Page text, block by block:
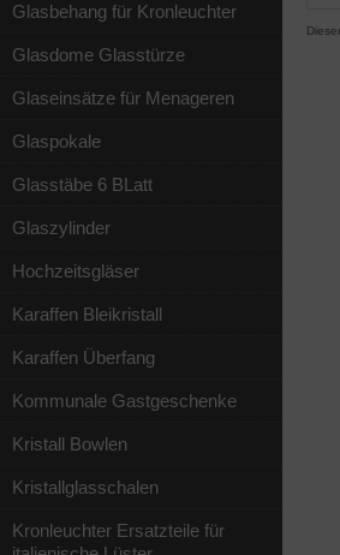
Glasbehang für Kronleuchter
Glasdome Glasstürze
Glaseinsätze für Menageren
Glaspokale
Glasstäbe 6 BLatt
Glaszylinder
Hochzeitsgläser
Karaffen Bleikristall
Karaffen Überfang
Kommunale Gastgeschenke
Kristall Bowlen
Kristallglasschalen
Kronleuchter Ersatzteile für